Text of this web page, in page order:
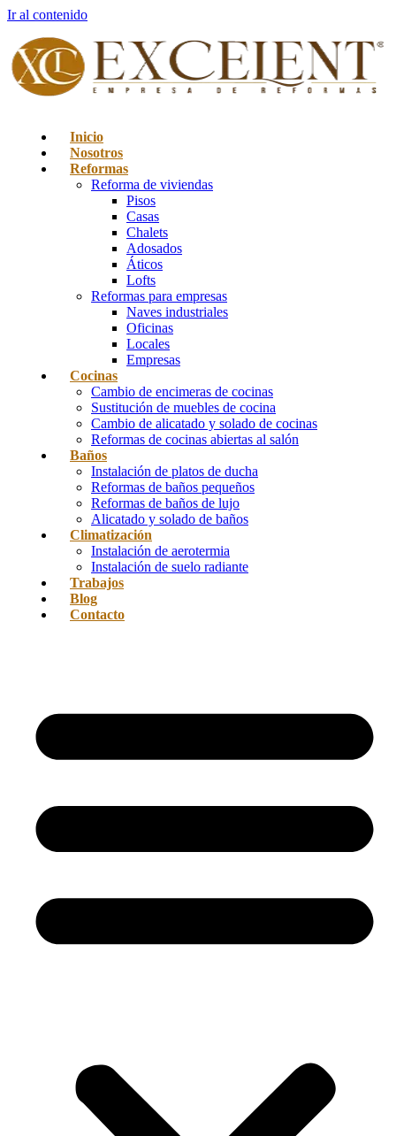
Ir al contenido
Inicio
Nosotros
Reformas
Reforma de viviendas
Pisos
Casas
Chalets
Adosados
Áticos
Lofts
Reformas para empresas
Naves industriales
Oficinas
Locales
Empresas
Cocinas
Cambio de encimeras de cocinas
Sustitución de muebles de cocina
Cambio de alicatado y solado de cocinas
Reformas de cocinas abiertas al salón
Baños
Instalación de platos de ducha
Reformas de baños pequeños
Reformas de baños de lujo
Alicatado y solado de baños
Climatización
Instalación de aerotermia
Instalación de suelo radiante
Trabajos
Blog
Contacto